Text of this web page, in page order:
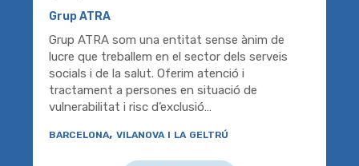
Grup ATRA
Grup ATRA som una entitat sense ànim de
lucre que treballem en el sector dels serveis
socials i de la salut. Oferim atenció i
tractament a persones en situació de
vulnerabilitat i risc d’exclusió…
barcelona, vilanova i la geltrú